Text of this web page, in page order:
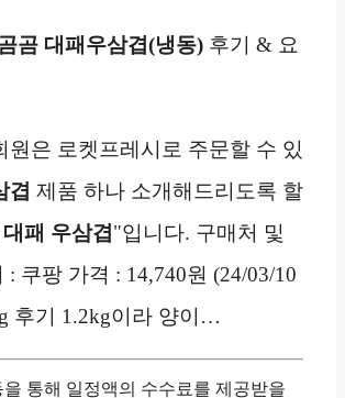
곰 대패우삼겹(냉동) 후기 & 요
원은 로켓프레시로 주문할 수 있
겹 제품 하나 소개해드리도록 할
패 우삼겹"입니다. 구매처 및
: 쿠팡 가격 : 14,740원 (24/03/10
후기 1.2kg이라 양이…
통해 일정액의 수수료를 제공받을